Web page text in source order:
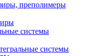
преполимеры
системы
системы